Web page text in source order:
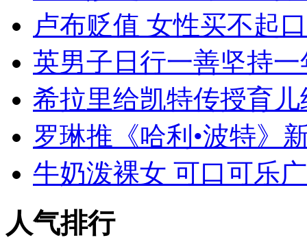
卢布贬值 女性买不起
英男子日行一善坚持
希拉里给凯特传授育
罗琳推《哈利•波特》
牛奶泼裸女 可口可乐
人气排行